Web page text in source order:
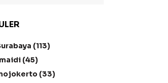
(113)
(45)
(33)